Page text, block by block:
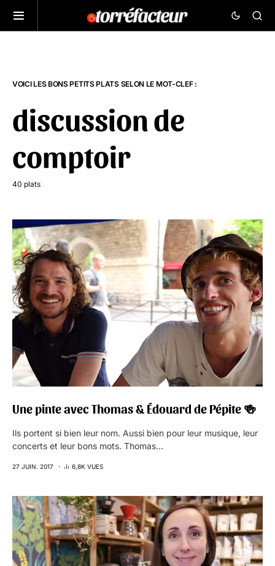
VOICI LES BONS PETITS PLATS SELON LE MOT-CLEF :
discussion de
comptoir
40 plats
Une pinte avec Thomas & Édouard de Pépite 🍻
Ils portent si bien leur nom. Aussi bien pour leur musique, leur
concerts et leur bons mots. Thomas…
27 JUIN. 2017 6,8K VUES